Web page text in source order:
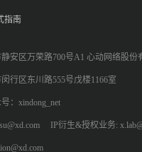
指南
安区万荣路700号A1 心动网络股份
行区东川路555号戊楼1166室
：xindong_net
IP衍生&授权业务: